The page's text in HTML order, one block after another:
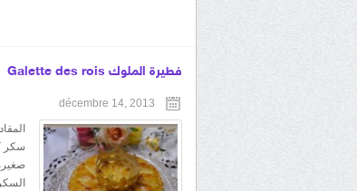
فطيرة الملوك Galette des rois
décembre 14, 2013